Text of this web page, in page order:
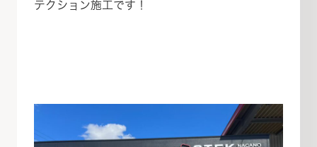
テクション施工です！